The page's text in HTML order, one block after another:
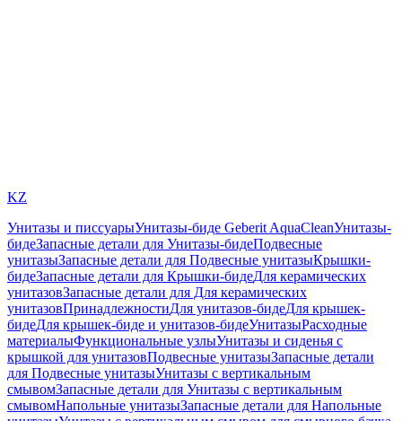
KZ
Унитазы и писсуарыУнитазы-биде Geberit AquaCleanУнитазы-
бидеЗапасные детали для Унитазы-бидеПодвесные
унитазыЗапасные детали для Подвесные унитазыКрышки-
бидеЗапасные детали для Крышки-бидеДля керамических
унитазовЗапасные детали для Для керамических
унитазовПринадлежностиДля унитазов-бидеДля крышек-
бидеДля крышек-биде и унитазов-бидеУнитазыРасходные
материалыФункциональные узлыУнитазы и сиденья с
крышкой для унитазовПодвесные унитазыЗапасные детали
для Подвесные унитазыУнитазы с вертикальным
смывомЗапасные детали для Унитазы с вертикальным
смывомНапольные унитазыЗапасные детали для Напольные